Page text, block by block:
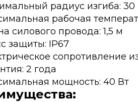
радиус изгиба:
рабочая
силового провода: 1,5 м
защиты: IP67
сопротивление
2 года
мощность: 40 Вт